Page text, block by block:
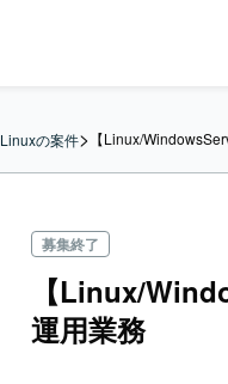
Linuxの案件> 【Linux/
募集終了
【Linux/
運用業務